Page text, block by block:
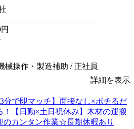
円
械操作・製造補助 / 正社員
詳細を表示